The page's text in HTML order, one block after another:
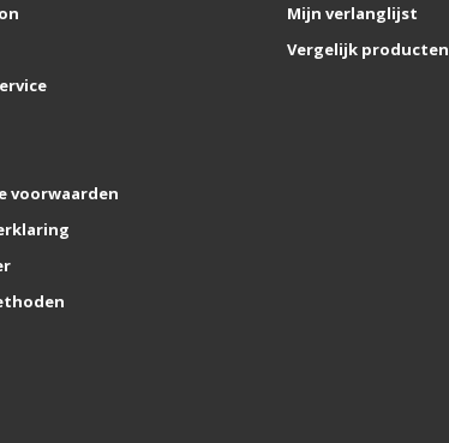
voorwaarden
Mijn verlanglijst
Vergelijk producten